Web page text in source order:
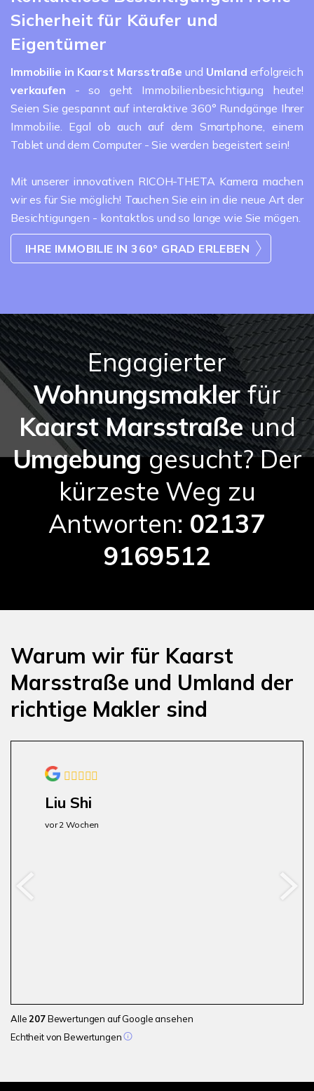
Sicherheit für Käufer und
Eigentümer
Immobilie in Kaarst Marsstraße und Umland erfolgreich
verkaufen - so geht Immobilienbesichtigung heute!
Seien Sie gespannt auf interaktive 360° Rundgänge Ihrer
Immobilie. Egal ob auch auf dem Smartphone, einem
Tablet und dem Computer - Sie werden begeistert sein!
Mit unserer innovativen RICOH-THETA Kamera machen
wir es für Sie möglich! Tauchen Sie ein in die neue Art der
Besichtigungen - kontaktlos und so lange wie Sie mögen.
IHRE IMMOBILIE IN 360° GRAD ERLEBEN
Engagierter
Wohnungsmaklerfür
Kaarst Marsstraßeund
Umgebunggesucht? Der
kürzeste Weg zu
Antworten: 02137
9169512
Warum wir für Kaarst
Marsstraße und Umland der
richtige Makler sind
Liu Shi
vor 2 Wochen
Alle207Bewertungen auf Google ansehen
Echtheit von Bewertungen